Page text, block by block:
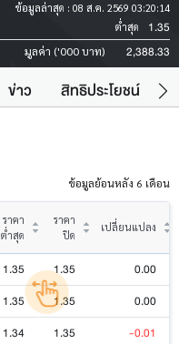
ข้อมูลล่าสุด : 08 ส.ค. 2569 03:20:14
ต่ำสุด 1.35
มูลค่า ('000 บาท) 2,388.33
ข่าว สิทธิประโยชน์
ข้อมูลย้อนหลัง 6 เดือน
ราคา
ต่ำสุด
ราคา
ปิด
เปลี่ยนแปลง
1.35 1.35
0.00
1.35 1.35
0.00
1.34 1.35
-0.01